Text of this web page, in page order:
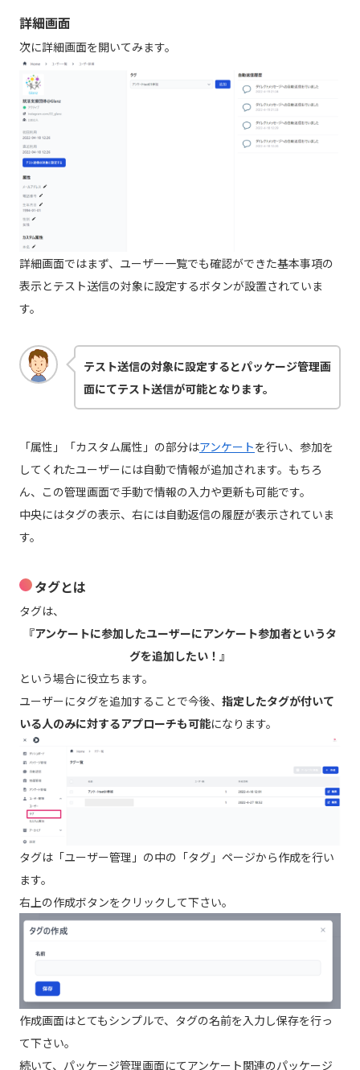
詳細画面
次に詳細画面を開いてみます。
詳細画面ではまず、ユーザー一覧でも確認ができた基本事項の
表示とテスト送信の対象に設定するボタンが設置されていま
す。
テスト送信の対象に設定するとパッケージ管理画
面にてテスト送信が可能となります。
「属性」「カスタム属性」の部分はアンケートを行い、参加を
してくれたユーザーには自動で情報が追加されます。もちろ
ん、この管理画面で手動で情報の入力や更新も可能です。
中央にはタグの表示、右には自動返信の履歴が表示されていま
す。
タグとは
タグは、
『アンケートに参加したユーザーにアンケート参加者というタ
グを追加したい！』
という場合に役立ちます。
ユーザーにタグを追加することで今後、 指定したタグが付いて
いる人のみに対するアプローチも可能になります。
タグは「ユーザー管理」の中の「タグ」ページから作成を行い
ます。
右上の作成ボタンをクリックして下さい。
作成画面はとてもシンプルで、タグの名前を入力し保存を行っ
て下さい。
続いて、パッケージ管理画面にてアンケート関連のパッケージ